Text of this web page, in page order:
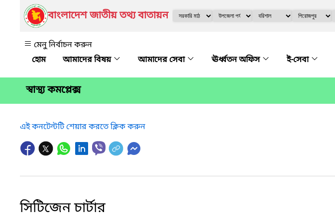
বাংলাদেশ জাতীয় তথ্য বাতায়ন
মেনু নির্বাচন করুন
আমাদের বিষয়
আমাদের সেবা ঊর্ধ্বতন অফিস ই-সেবা
স্বাস্থ্য কমপ্লেক্স
এই কনটেন্টটি শেয়ার করতে ক্লিক করুন
সিটিজেন চার্টার